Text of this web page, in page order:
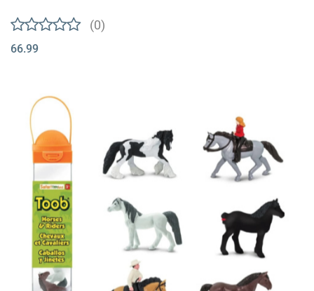
(0)
66.99